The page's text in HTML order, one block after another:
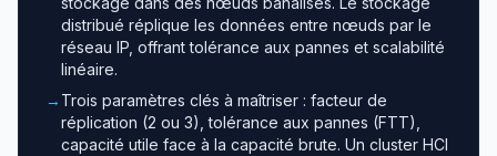
distribué réplique les données entre nœuds par le
réseau IP, offrant tolérance aux pannes et scalabilité
linéaire.
→ Trois paramètres clés à maîtriser : facteur de
réplication (2 ou 3), tolérance aux pannes (FTT),
capacité utile face à la capacité brute. Un cluster HCI